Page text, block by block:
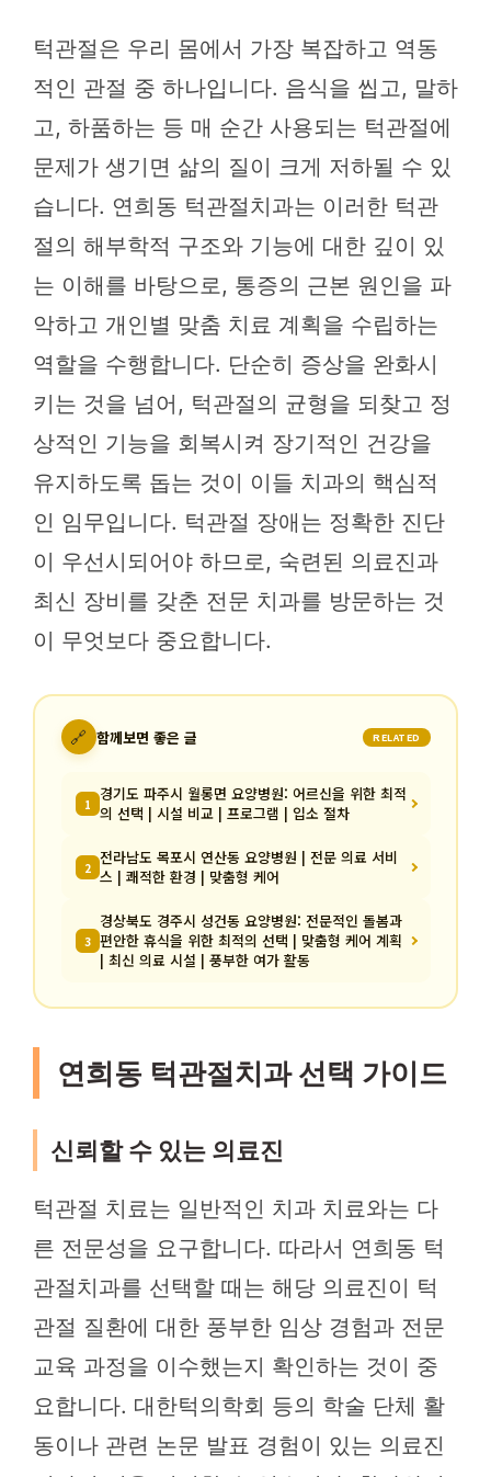
턱관절은 우리 몸에서 가장 복잡하고 역동
적인 관절 중 하나입니다. 음식을 씹고, 말하
고, 하품하는 등 매 순간 사용되는 턱관절에
문제가 생기면 삶의 질이 크게 저하될 수 있
습니다. 연희동 턱관절치과는 이러한 턱관
절의 해부학적 구조와 기능에 대한 깊이 있
는 이해를 바탕으로, 통증의 근본 원인을 파
악하고 개인별 맞춤 치료 계획을 수립하는
역할을 수행합니다. 단순히 증상을 완화시
키는 것을 넘어, 턱관절의 균형을 되찾고 정
상적인 기능을 회복시켜 장기적인 건강을
유지하도록 돕는 것이 이들 치과의 핵심적
인 임무입니다. 턱관절 장애는 정확한 진단
이 우선시되어야 하므로, 숙련된 의료진과
최신 장비를 갖춘 전문 치과를 방문하는 것
이 무엇보다 중요합니다.
🔗 함께보면 좋은 글 RELATED
1 경기도 파주시 월롱면 요양병원: 어르신을 위한 최적
의 선택 | 시설 비교 | 프로그램 | 입소 절차
2 전라남도 목포시 연산동 요양병원 | 전문 의료 서비
스 | 쾌적한 환경 | 맞춤형 케어
3
경상북도 경주시 성건동 요양병원: 전문적인 돌봄과
편안한 휴식을 위한 최적의 선택 | 맞춤형 케어 계획
| 최신 의료 시설 | 풍부한 여가 활동
연희동 턱관절치과 선택 가이드
신뢰할 수 있는 의료진
턱관절 치료는 일반적인 치과 치료와는 다
른 전문성을 요구합니다. 따라서 연희동 턱
관절치과를 선택할 때는 해당 의료진이 턱
관절 질환에 대한 풍부한 임상 경험과 전문
교육 과정을 이수했는지 확인하는 것이 중
요합니다. 대한턱의학회 등의 학술 단체 활
동이나 관련 논문 발표 경험이 있는 의료진